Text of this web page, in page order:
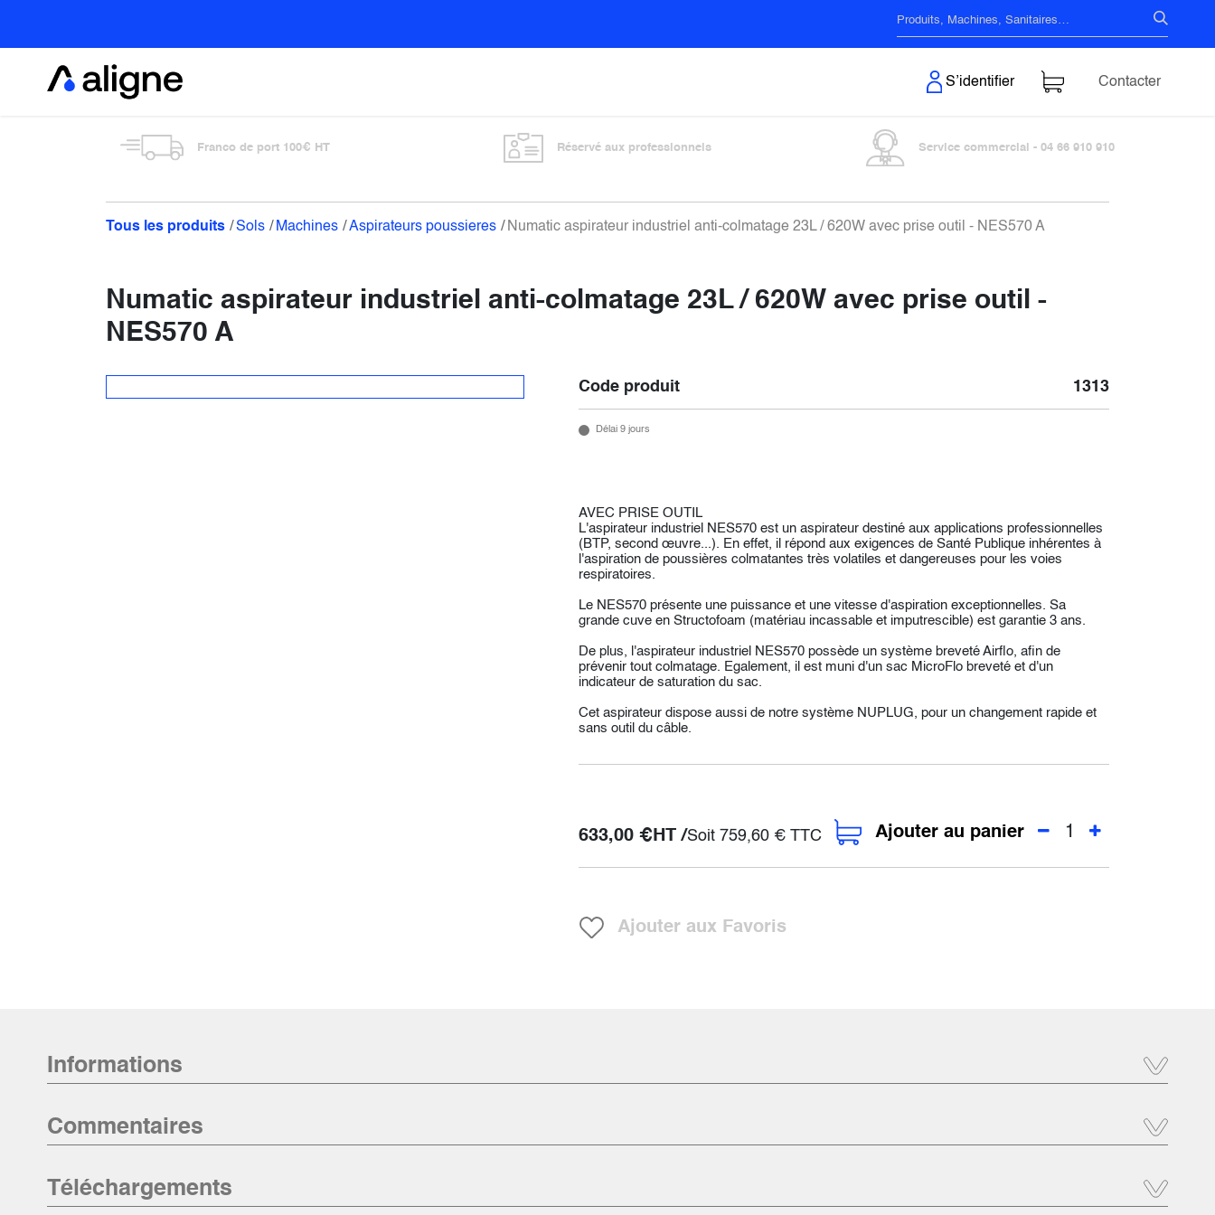
S’identifier Contacter
Franco de port 100€ HT Réservé aux professionnels Service commercial - 04 66 910 910
Tous les produits Sols Machines Aspirateurs poussieres Numatic aspirateur industriel anti-colmatage 23L / 620W avec prise outil - NES570 A
Numatic aspirateur industriel anti-colmatage 23L / 620W avec prise outil -
NES570 A
Code produit 1313
Délai 9 jours
AVEC PRISE OUTIL
L'aspirateur industriel NES570 est un aspirateur destiné aux applications professionnelles
(BTP, second œuvre...). En effet, il répond aux exigences de Santé Publique inhérentes à
l'aspiration de poussières colmatantes très volatiles et dangereuses pour les voies
respiratoires.
Le NES570 présente une puissance et une vitesse d'aspiration exceptionnelles. Sa
grande cuve en Structofoam (matériau incassable et imputrescible) est garantie 3 ans.
De plus, l'aspirateur industriel NES570 possède un système breveté Airflo, afin de
prévenir tout colmatage. Egalement, il est muni d'un sac MicroFlo breveté et d'un
indicateur de saturation du sac.
Cet aspirateur dispose aussi de notre système NUPLUG, pour un changement rapide et
sans outil du câble.
633,00€ HT /Soit 759,60€TTC Ajouter au panier
Ajouter aux Favoris
Informations
Commentaires
Téléchargements